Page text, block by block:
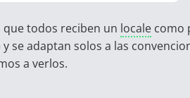
que todos reciben un locale como
y se adaptan solos a las
a verlos.